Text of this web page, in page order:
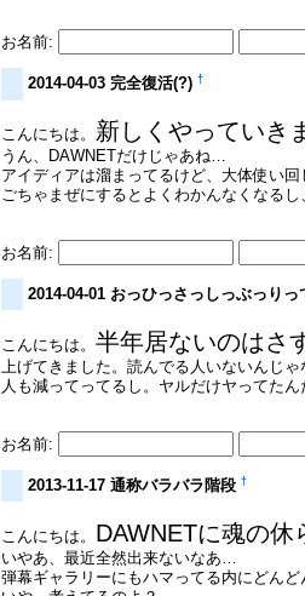
お名前:
2014-04-03 完全復活(?)†
こんにちは。 新しくやっていき
うん、DAWNETだけじゃあね…
アイディアは溜まってるけど、大体使い回
ごちゃまぜにするとよくわかんなくなる
お名前:
2014-04-01 おっひっさっしっぶっり
こんにちは。半年居ないのはさ
上げてきました。読んでる人いないんじゃ
人も減ってってるし。ヤルだけヤってた
お名前:
2013-11-17 通称バラバラ階段†
こんにちは。 DAWNETに魂の
いやあ、最近全然出来ないなあ…
弾幕ギャラリーにもハマってる内にどん